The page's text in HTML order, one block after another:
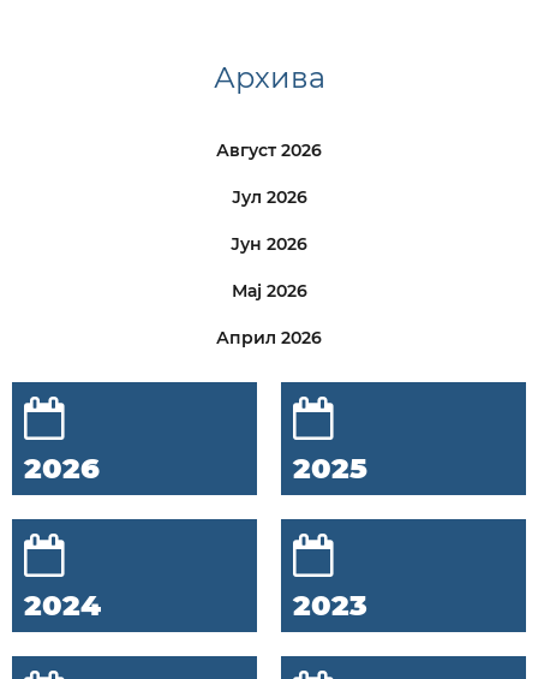
Архива
Август 2026
Јул 2026
Јун 2026
Мај 2026
Април 2026
2026 2025
2024 2023